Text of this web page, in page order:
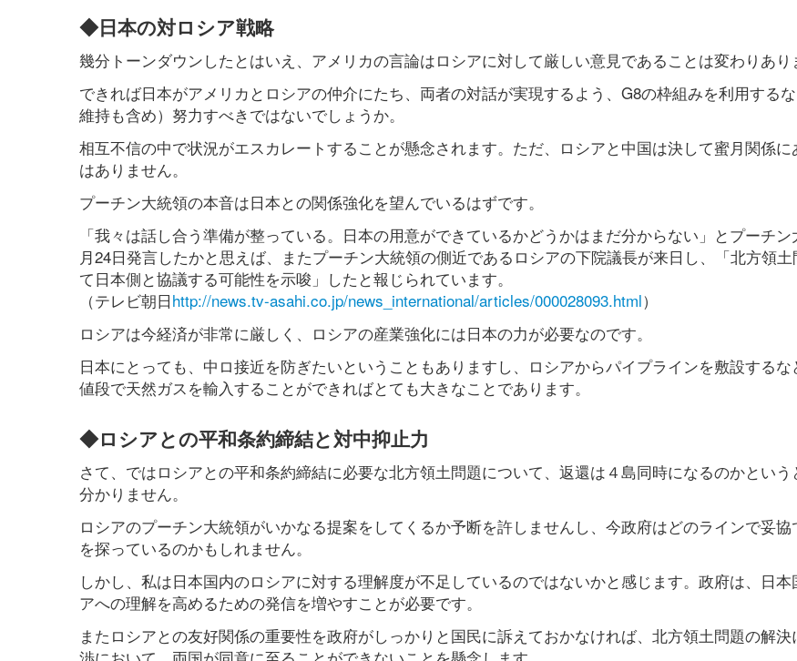
◆日本の対ロシア戦略
幾分トーンダウンしたとはいえ、アメリカの言論はロシアに対して厳しい意見であることは変わりあり
できれば日本がアメリカとロシアの仲介にたち、両者の対話が実現するよう、G8の枠組みを利用する
維持も含め）努力すべきではないでしょうか。
相互不信の中で状況がエスカレートすることが懸念されます。ただ、ロシアと中国は決して蜜月関係
はありません。
プーチン大統領の本音は日本との関係強化を望んでいるはずです。
「我々は話し合う準備が整っている。日本の用意ができているかどうかはまだ分からない」とプーチ
月24日発言したかと思えば、またプーチン大統領の側近であるロシアの下院議長が来日し、「北方領土
て日本側と協議する可能性を示唆」したと報じられています。
（テレビ朝日http://news.tv-asahi.co.jp/news_international/articles/000028093.html）
ロシアは今経済が非常に厳しく、ロシアの産業強化には日本の力が必要なのです。
日本にとっても、中ロ接近を防ぎたいということもありますし、ロシアからパイプラインを敷設するな
値段で天然ガスを輸入することができればとても大きなことであります。
◆ロシアとの平和条約締結と対中抑止力
さて、ではロシアとの平和条約締結に必要な北方領土問題について、返還は４島同時になるのかという
分かりません。
ロシアのプーチン大統領がいかなる提案をしてくるか予断を許しませんし、今政府はどのラインで妥
を探っているのかもしれません。
しかし、私は日本国内のロシアに対する理解度が不足しているのではないかと感じます。政府は、日本
アへの理解を高めるための発信を増やすことが必要です。
またロシアとの友好関係の重要性を政府がしっかりと国民に訴えておかなければ、北方領土問題の解決